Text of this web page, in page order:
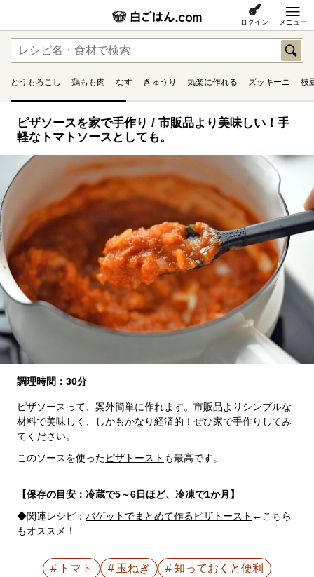
ログイン メニュー
とうもろこし 鶏もも肉 なす きゅうり 気楽に作れる ズッキーニ 枝
ピザソースを家で手作り / 市販品より美味しい！手
軽なトマトソースとしても。
調理時間：30分
ピザソースって、案外簡単に作れます。市販品よりシンプルな
材料で美味しく、しかもかなり経済的！ぜひ家で手作りしてみ
てください。
このソースを使ったピザトースト も最高です。
【保存の目安：冷蔵で5～6日ほど、冷凍で1か月】
◆関連レシピ： バゲットでまとめて作るピザトースト ←こちら
もオススメ！
トマト 玉ねぎ
知っておくと便利